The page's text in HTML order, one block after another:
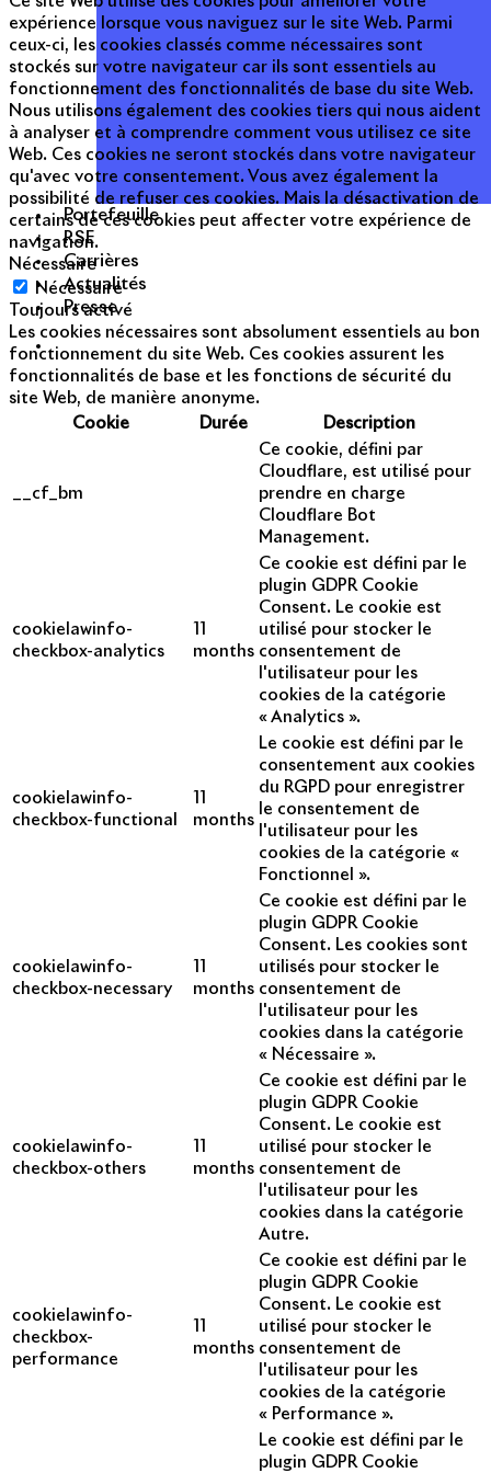
Portefeuille
RSE
Carrières
Actualités
Presse
expérience lorsque vous naviguez sur le site Web. Parmi
ceux-ci, les cookies classés comme nécessaires sont
stockés sur votre navigateur car ils sont essentiels au
fonctionnement des fonctionnalités de base du site Web.
Nous utilisons également des cookies tiers qui nous aident
à analyser et à comprendre comment vous utilisez ce site
Web. Ces cookies ne seront stockés dans votre navigateur
qu'avec votre consentement. Vous avez également la
possibilité de refuser ces cookies. Mais la désactivation de
certains de ces cookies peut affecter votre expérience de
navigation.
Nécessaire
Nécessaire
Toujours activé
Les cookies nécessaires sont absolument essentiels au bon
fonctionnement du site Web. Ces cookies assurent les
fonctionnalités de base et les fonctions de sécurité du
site Web, de manière anonyme.
Cookie
Durée Description
__cf_bm
Ce cookie, défini par
Cloudflare, est utilisé pour
prendre en charge
Cloudflare Bot
Management.
cookielawinfo-
checkbox-analytics
months
Ce cookie est défini par le
plugin GDPR Cookie
Consent. Le cookie est
utilisé pour stocker le
consentement de
l'utilisateur pour les
cookies de la catégorie
« Analytics ».
cookielawinfo-
checkbox-functional
months
Le cookie est défini par le
consentement aux cookies
du RGPD pour enregistrer
le consentement de
l'utilisateur pour les
cookies de la catégorie «
Fonctionnel ».
cookielawinfo-
checkbox-necessary
months
Ce cookie est défini par le
plugin GDPR Cookie
Consent. Les cookies sont
utilisés pour stocker le
consentement de
l'utilisateur pour les
cookies dans la catégorie
« Nécessaire ».
cookielawinfo-
checkbox-others
months
Ce cookie est défini par le
plugin GDPR Cookie
Consent. Le cookie est
utilisé pour stocker le
consentement de
l'utilisateur pour les
cookies dans la catégorie
Autre.
cookielawinfo-
checkbox-
performance
months
Ce cookie est défini par le
plugin GDPR Cookie
Consent. Le cookie est
utilisé pour stocker le
consentement de
l'utilisateur pour les
cookies de la catégorie
« Performance ».
Le cookie est défini par le
plugin GDPR Cookie